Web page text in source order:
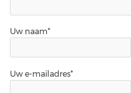
Uw naam*
Uw e-mailadres*